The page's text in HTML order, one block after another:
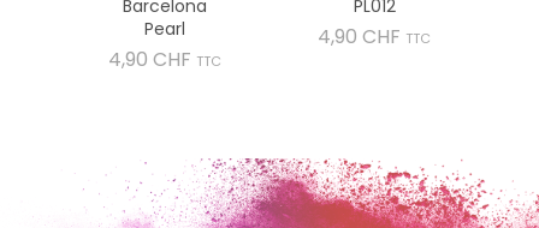
Barcelona
Pearl
4,90 CHF Prix
TTC
PL012
4,90 CHF Prix
TTC